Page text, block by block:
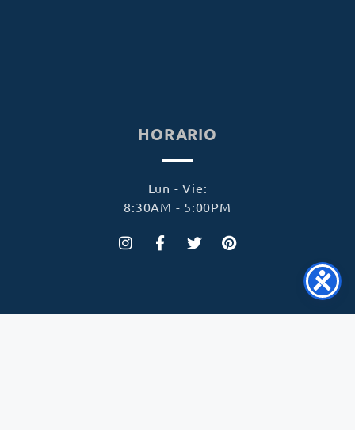
HORARIO
Lun - Vie:
8:30AM - 5:00PM